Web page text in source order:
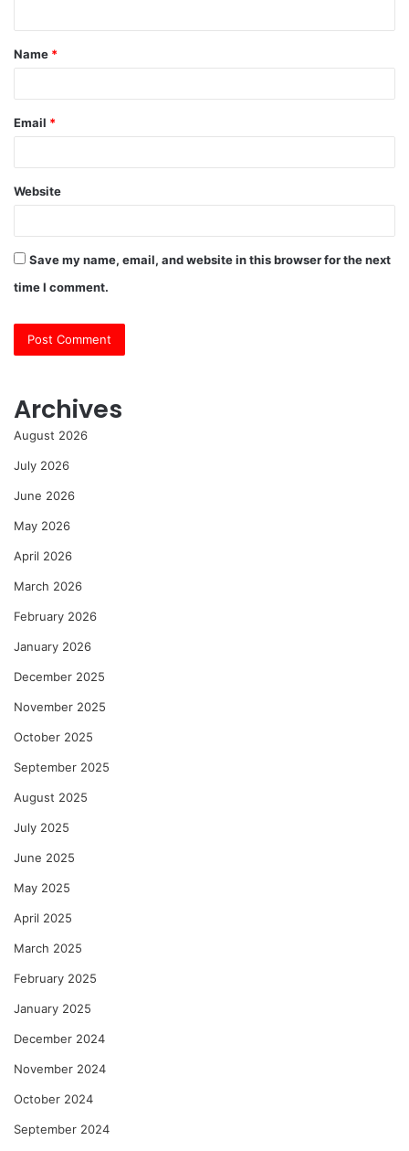
t
*
Name *
Email *
Website
Save my name, email, and website in this browser for the next
time I comment.
Archives
August 2026
July 2026
June 2026
May 2026
April 2026
March 2026
February 2026
January 2026
December 2025
November 2025
October 2025
September 2025
August 2025
July 2025
June 2025
May 2025
April 2025
March 2025
February 2025
January 2025
December 2024
November 2024
October 2024
September 2024